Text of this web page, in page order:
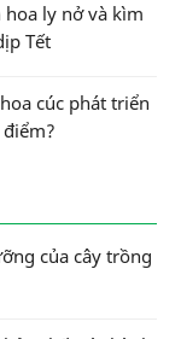
ly nở và kìm
Tết
cúc phát triển
của cây trồng